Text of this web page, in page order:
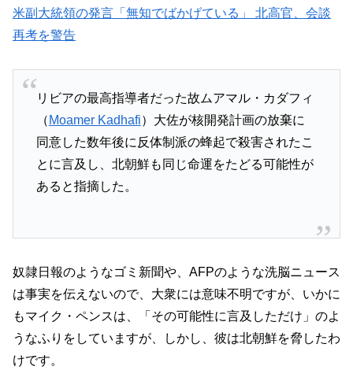
米副大統領の発言「無知でばかげている」 北高官、会談
再考を警告
リビアの最高指導者だった故ムアマル・カダフィ
（ Moamer Kadhafi）大佐が核開発計画の放棄に
同意した数年後に反体制派の蜂起で殺害されたこ
とに言及し、北朝鮮も同じ命運をたどる可能性が
あると指摘した。
奴隷日報のようなゴミ新聞や、AFPのような洗脳ニュース
は事実を伝えないので、大衆には意味不明ですが、いかに
もマイク・ペンスは、「その可能性に言及しただけ」のよ
うなふりをしていますが、しかし、彼は北朝鮮を脅したわ
けです。